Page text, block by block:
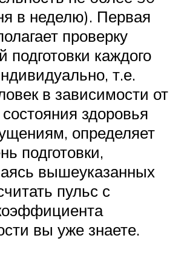
в неделю). Первая
проверку
подготовки каждого
т.е.
в зависимости от
здоровья
определяет
подготовки,
вышеуказанных
пульс с
вы уже знаете.